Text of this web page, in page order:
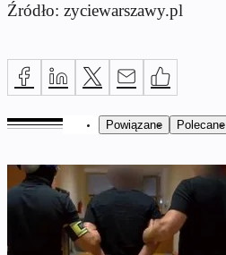
Źródło: zyciewarszawy.pl
Powiązane Polecane